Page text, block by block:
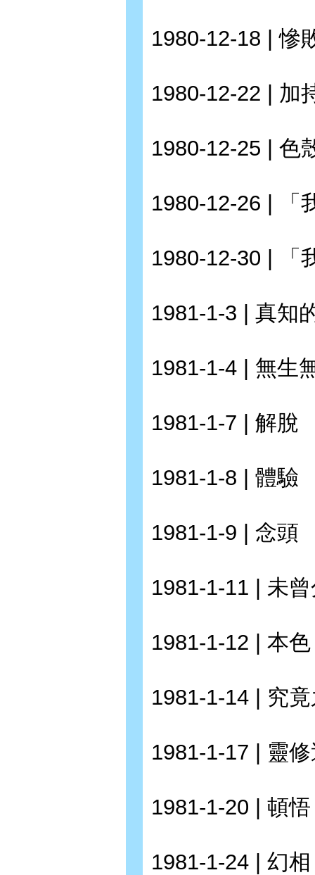
1980-12-18 | 慘
1980-12-22 | 加
1980-12-25 | 色
1980-12-26 | 「
1980-12-30 | 「
1981-1-3 | 真知
1981-1-4 | 無生
1981-1-7 | 解脫
1981-1-8 | 體驗
1981-1-9 | 念頭
1981-1-11 | 未
1981-1-12 | 本色
1981-1-14 | 究
1981-1-17 | 靈
1981-1-20 | 頓悟
1981-1-24 | 幻相